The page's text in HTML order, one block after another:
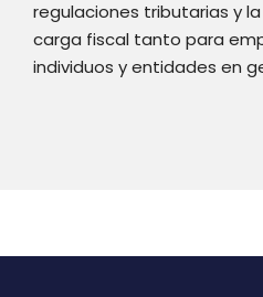
regulaciones tributarias y
carga fiscal tanto para
individuos y entidades en